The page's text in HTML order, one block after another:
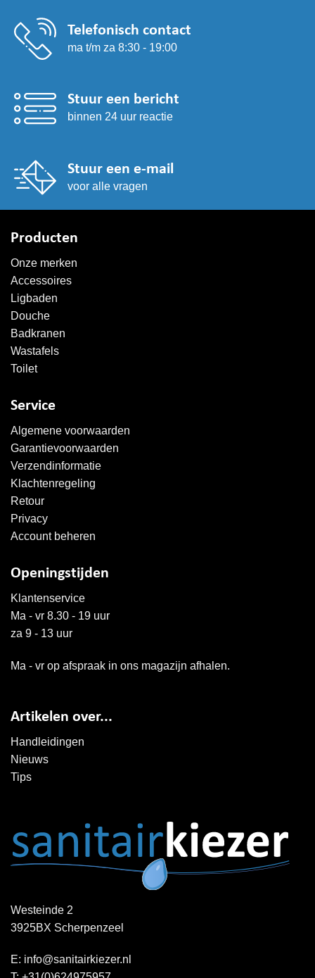
Telefonisch contact
ma t/m za 8:30 - 19:00
Stuur een bericht
binnen 24 uur reactie
Stuur een e-mail
voor alle vragen
Producten
Onze merken
Accessoires
Ligbaden
Douche
Badkranen
Wastafels
Toilet
Service
Algemene voorwaarden
Garantievoorwaarden
Verzendinformatie
Klachtenregeling
Retour
Privacy
Account beheren
Openingstijden
Klantenservice
Ma - vr 8.30 - 19 uur
za 9 - 13 uur
Ma - vr op afspraak in ons magazijn afhalen.
Artikelen over...
Handleidingen
Nieuws
Tips
Westeinde 2
3925BX Scherpenzeel
E: info@sanitairkiezer.nl